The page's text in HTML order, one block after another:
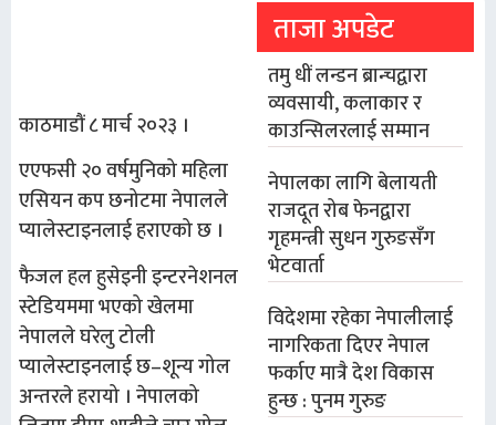
काठमाडौं ८ मार्च २०२३ ।
एएफसी २० वर्षमुनिको महिला
एसियन कप छनोटमा नेपालले
प्यालेस्टाइनलाई हराएको छ ।
फैजल हल हुसेइनी इन्टरनेशनल
स्टेडियममा भएको खेलमा
नेपालले घरेलु टोली
प्यालेस्टाइनलाई छ–शून्य गोल
अन्तरले हरायो । नेपालको
ताजा अपडेट
तमु धीं लन्डन ब्रान्चद्वारा
व्यवसायी, कलाकार र
काउन्सिलरलाई सम्मान
नेपालका लागि बेलायती
राजदूत रोब फेनद्वारा
गृहमन्त्री सुधन गुरुङसँग
भेटवार्ता
विदेशमा रहेका नेपालीलाई
नागरिकता दिएर नेपाल
फर्काए मात्रै देश विकास
हुन्छ : पुनम गुरुङ